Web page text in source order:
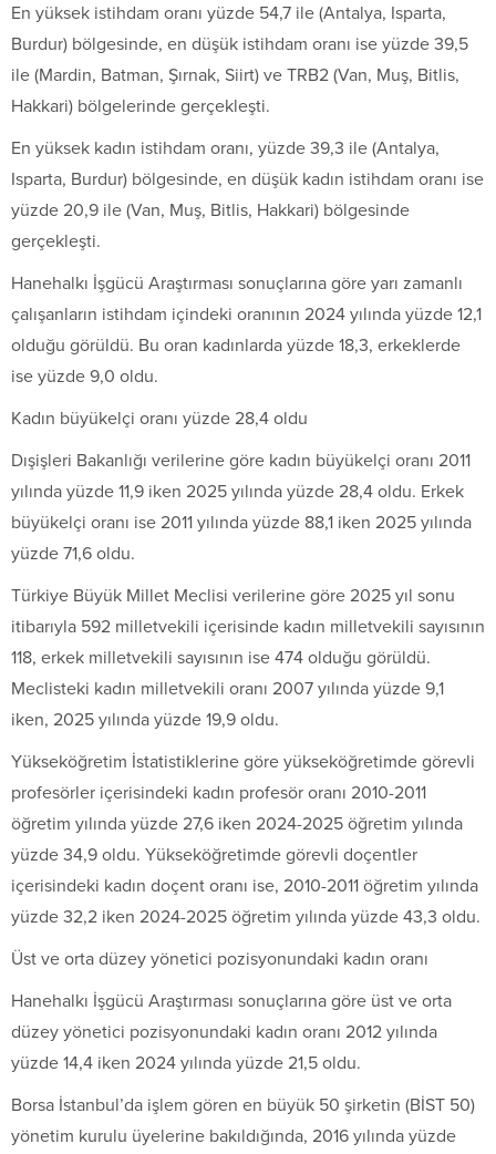
En yüksek istihdam oranı yüzde 54,7 ile (Antalya, Isparta,
Burdur) bölgesinde, en düşük istihdam oranı ise yüzde 39,5
ile (Mardin, Batman, Şırnak, Siirt) ve TRB2 (Van, Muş, Bitlis,
Hakkari) bölgelerinde gerçekleşti.
En yüksek kadın istihdam oranı, yüzde 39,3 ile (Antalya,
Isparta, Burdur) bölgesinde, en düşük kadın istihdam oranı ise
yüzde 20,9 ile (Van, Muş, Bitlis, Hakkari) bölgesinde
gerçekleşti.
Hanehalkı İşgücü Araştırması sonuçlarına göre yarı zamanlı
çalışanların istihdam içindeki oranının 2024 yılında yüzde 12,1
olduğu görüldü. Bu oran kadınlarda yüzde 18,3, erkeklerde
ise yüzde 9,0 oldu.
Kadın büyükelçi oranı yüzde 28,4 oldu
Dışişleri Bakanlığı verilerine göre kadın büyükelçi oranı 2011
yılında yüzde 11,9 iken 2025 yılında yüzde 28,4 oldu. Erkek
büyükelçi oranı ise 2011 yılında yüzde 88,1 iken 2025 yılında
yüzde 71,6 oldu.
Türkiye Büyük Millet Meclisi verilerine göre 2025 yıl sonu
itibarıyla 592 milletvekili içerisinde kadın milletvekili sayısının
118, erkek milletvekili sayısının ise 474 olduğu görüldü.
Meclisteki kadın milletvekili oranı 2007 yılında yüzde 9,1
iken, 2025 yılında yüzde 19,9 oldu.
Yükseköğretim İstatistiklerine göre yükseköğretimde görevli
profesörler içerisindeki kadın profesör oranı 2010-2011
öğretim yılında yüzde 27,6 iken 2024-2025 öğretim yılında
yüzde 34,9 oldu. Yükseköğretimde görevli doçentler
içerisindeki kadın doçent oranı ise, 2010-2011 öğretim yılında
yüzde 32,2 iken 2024-2025 öğretim yılında yüzde 43,3 oldu.
Üst ve orta düzey yönetici pozisyonundaki kadın oranı
Hanehalkı İşgücü Araştırması sonuçlarına göre üst ve orta
düzey yönetici pozisyonundaki kadın oranı 2012 yılında
yüzde 14,4 iken 2024 yılında yüzde 21,5 oldu.
Borsa İstanbul’da işlem gören en büyük 50 şirketin (BİST 50)
yönetim kurulu üyelerine bakıldığında, 2016 yılında yüzde